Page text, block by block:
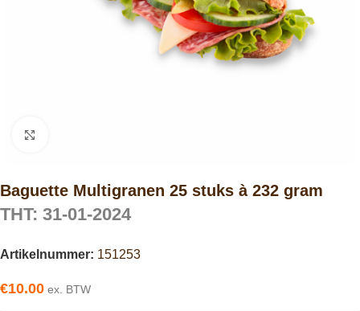
Baguette Multigranen 25 stuks à 232 gram
THT: 31-01-2024
Artikelnummer: 151253
€10.00 ex. BTW